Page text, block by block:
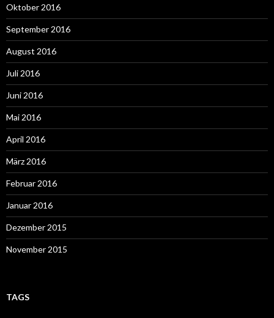
Oktober 2016
September 2016
August 2016
Juli 2016
Juni 2016
Mai 2016
April 2016
März 2016
Februar 2016
Januar 2016
Dezember 2015
November 2015
TAGS